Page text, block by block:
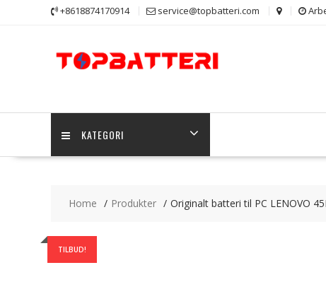
+8618874170914 service@topbatteri.com
KATEGORI
Home Produkter Originalt batteri til PC LENOVO
TILBUD!